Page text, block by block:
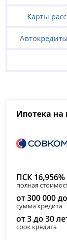
Ипотека на
ПСК 16,956%
полная
от 300 000
сумма кредита
от 3 до 30
срок кредита
Карты
Автокредиты